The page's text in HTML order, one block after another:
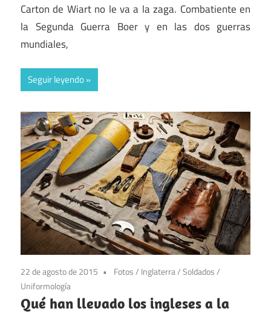
Carton de Wiart no le va a la zaga. Combatiente en
la Segunda Guerra Boer y en las dos guerras
mundiales,
Seguir leyendo
22 de agosto de 2015 Fotos/ Inglaterra/Soldados/
Uniformología
Qué han llevado los ingleses a la